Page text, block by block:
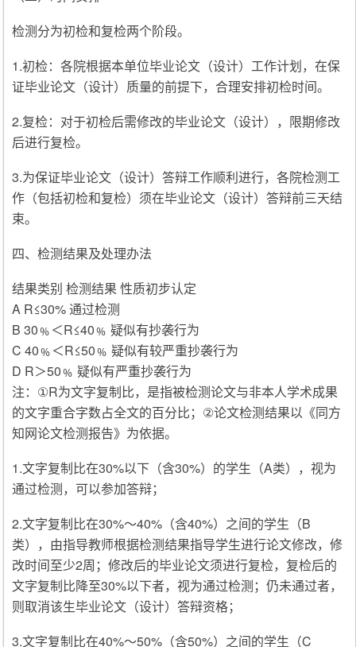
检测分为初检和复检两个阶段。
1.初检：各院根据本单位毕业论文（设计）工作计划，在保
证毕业论文（设计）质量的前提下，合理安排初检时间。
2.复检：对于初检后需修改的毕业论文（设计），限期修改
后进行复检。
3.为保证毕业论文（设计）答辩工作顺利进行，各院检测工
作（包括初检和复检）须在毕业论文（设计）答辩前三天结
束。
四、检测结果及处理办法
结果类别 检测结果 性质初步认定
A R≤30% 通过检测
B 30﹪＜R≤40﹪ 疑似有抄袭行为
C 40﹪＜R≤50﹪ 疑似有较严重抄袭行为
D R＞50﹪ 疑似有严重抄袭行为
注：①R为文字复制比，是指被检测论文与非本人学术成果
的文字重合字数占全文的百分比；②论文检测结果以《同方
知网论文检测报告》为依据。
1.文字复制比在30%以下（含30%）的学生（A类），视为
通过检测，可以参加答辩；
2.文字复制比在30%～40%（含40%）之间的学生（B
类），由指导教师根据检测结果指导学生进行论文修改，修
改时间至少2周；修改后的毕业论文须进行复检，复检后的
文字复制比降至30%以下者，视为通过检测；仍未通过者，
则取消该生毕业论文（设计）答辩资格；
3.文字复制比在40%～50%（含50%）之间的学生（C